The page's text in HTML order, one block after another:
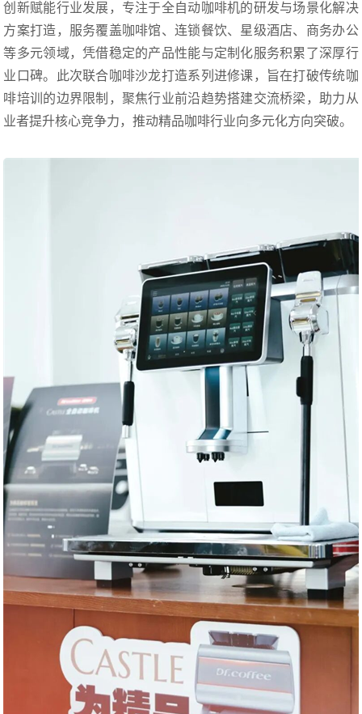
创新赋能行业发展，专注于全自动咖啡机的研发与场景化解决
方案打造，服务覆盖咖啡馆、连锁餐饮、星级酒店、商务办公
等多元领域，凭借稳定的产品性能与定制化服务积累了深厚行
业口碑。此次联合咖啡沙龙打造系列进修课，旨在打破传统咖
啡培训的边界限制，聚焦行业前沿趋势搭建交流桥梁，助力从
业者提升核心竞争力，推动精品咖啡行业向多元化方向突破。